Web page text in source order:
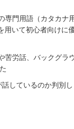
専門用語（カタカナ
用いて初心者向けに
苦労話、バックグラ
しているのか判別し